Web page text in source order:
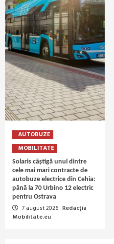
AUTOBUZE
MOBILITATE
Solaris câștigă unul dintre
cele mai mari contracte de
autobuze electrice din Cehia:
până la 70 Urbino 12 electric
pentru Ostrava
7 august 2026 Redacția
Mobilitate.eu